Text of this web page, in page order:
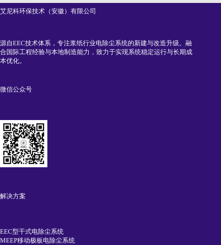
艾尼科环保技术（安徽）有限公司
源自EEC技术体系，专注浆纸行业电除尘系统的新建与改造升级。融
合国际工程经验与本地制造能力，致力于实现系统稳定运行与长期成
本优化。
微信公众号
解决方案
EEC型干式电除尘系统
MEEP移动极板电除尘系统